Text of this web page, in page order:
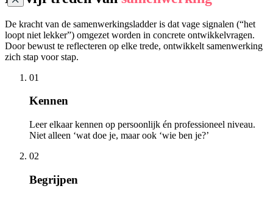
De kracht van de samenwerkingsladder is dat vage signalen (“het
loopt niet lekker”) omgezet worden in concrete ontwikkelvragen.
Door bewust te reflecteren op elke trede, ontwikkelt samenwerking
zich stap voor stap.
01
Kennen
Leer elkaar kennen op persoonlijk én professioneel niveau.
Niet alleen ‘wat doe je, maar ook ‘wie ben je?’
02
Begrijpen